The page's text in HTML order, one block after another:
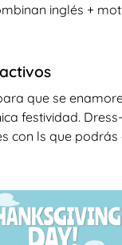
inglés +
que se
festividad.
con ls que